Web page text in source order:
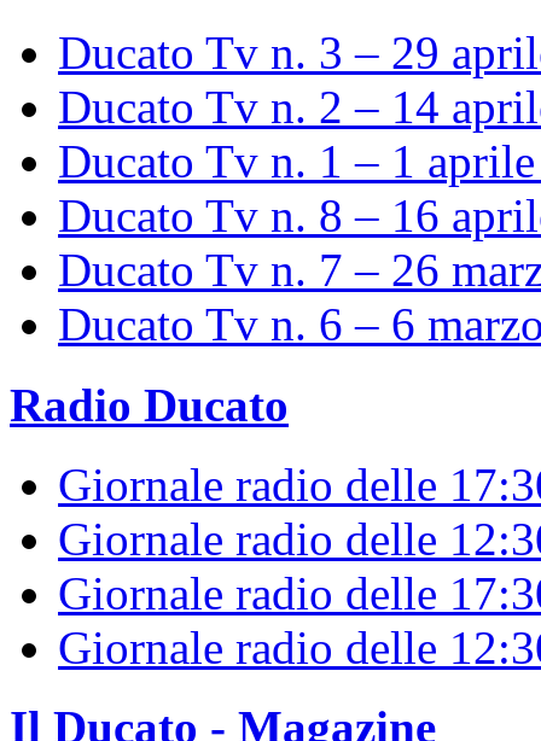
Ducato Tv n. 3 – 29
Ducato Tv n. 2 – 14
Ducato Tv n. 1 – 1
Ducato Tv n. 8 – 16
Ducato Tv n. 7 – 26
Ducato Tv n. 6 – 6
Radio Ducato
Giornale radio delle
Giornale radio delle
Giornale radio delle
Giornale radio delle
Il Ducato - Magazine